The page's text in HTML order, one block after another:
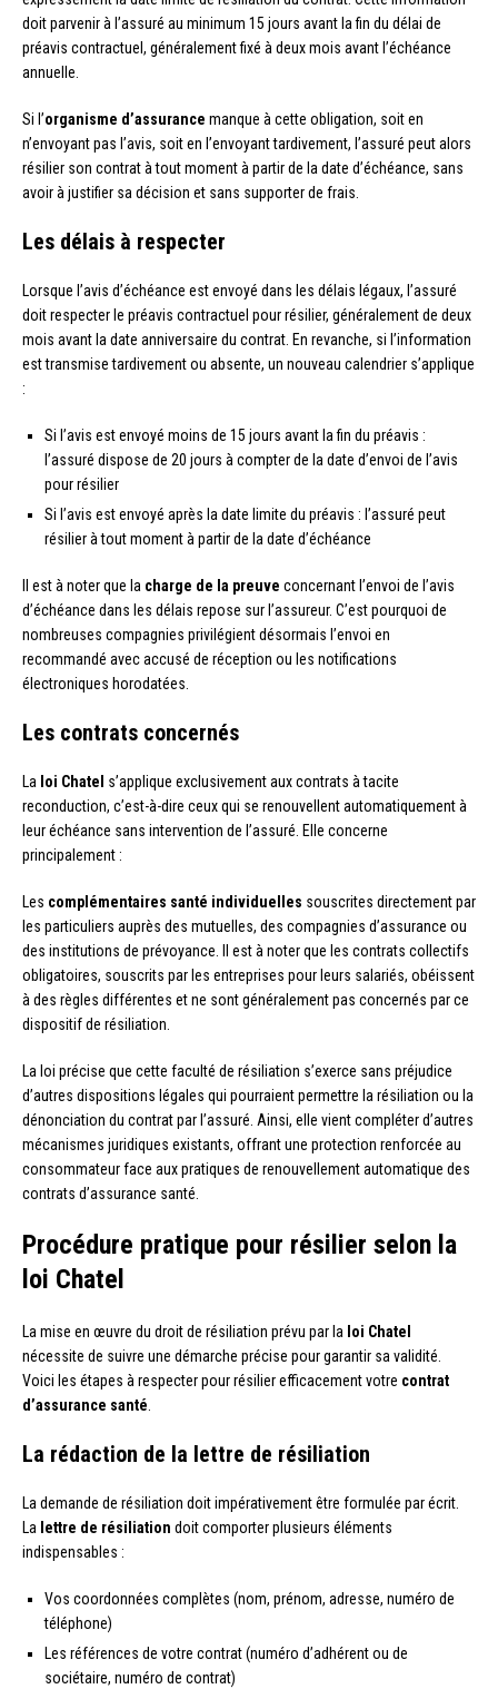
doit parvenir à l’assuré au minimum 15 jours avant la fin du délai de
préavis contractuel, généralement fixé à deux mois avant l’échéance
annuelle.
Si l’organisme d’assurance manque à cette obligation, soit en
n’envoyant pas l’avis, soit en l’envoyant tardivement, l’assuré peut alors
résilier son contrat à tout moment à partir de la date d’échéance, sans
avoir à justifier sa décision et sans supporter de frais.
Les délais à respecter
Lorsque l’avis d’échéance est envoyé dans les délais légaux, l’assuré
doit respecter le préavis contractuel pour résilier, généralement de deux
mois avant la date anniversaire du contrat. En revanche, si l’information
est transmise tardivement ou absente, un nouveau calendrier s’applique
:
Si l’avis est envoyé moins de 15 jours avant la fin du préavis :
l’assuré dispose de 20 jours à compter de la date d’envoi de l’avis
pour résilier
Si l’avis est envoyé après la date limite du préavis : l’assuré peut
résilier à tout moment à partir de la date d’échéance
Il est à noter que la charge de la preuve concernant l’envoi de l’avis
d’échéance dans les délais repose sur l’assureur. C’est pourquoi de
nombreuses compagnies privilégient désormais l’envoi en
recommandé avec accusé de réception ou les notifications
électroniques horodatées.
Les contrats concernés
La loi Chatel s’applique exclusivement aux contrats à tacite
reconduction, c’est-à-dire ceux qui se renouvellent automatiquement à
leur échéance sans intervention de l’assuré. Elle concerne
principalement :
Les complémentaires santé individuelles souscrites directement par
les particuliers auprès des mutuelles, des compagnies d’assurance ou
des institutions de prévoyance. Il est à noter que les contrats collectifs
obligatoires, souscrits par les entreprises pour leurs salariés, obéissent
à des règles différentes et ne sont généralement pas concernés par ce
dispositif de résiliation.
La loi précise que cette faculté de résiliation s’exerce sans préjudice
d’autres dispositions légales qui pourraient permettre la résiliation ou la
dénonciation du contrat par l’assuré. Ainsi, elle vient compléter d’autres
mécanismes juridiques existants, offrant une protection renforcée au
consommateur face aux pratiques de renouvellement automatique des
contrats d’assurance santé.
Procédure pratique pour résilier selon la
loi Chatel
La mise en œuvre du droit de résiliation prévu par la loi Chatel
nécessite de suivre une démarche précise pour garantir sa validité.
Voici les étapes à respecter pour résilier efficacement votre contrat
d’assurance santé.
La rédaction de la lettre de résiliation
La demande de résiliation doit impérativement être formulée par écrit.
La lettre de résiliation doit comporter plusieurs éléments
indispensables :
Vos coordonnées complètes (nom, prénom, adresse, numéro de
téléphone)
Les références de votre contrat (numéro d’adhérent ou de
sociétaire, numéro de contrat)